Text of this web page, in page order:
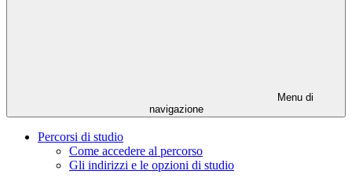
Menu di
navigazione
Percorsi di studio
Come accedere al percorso
Gli indirizzi e le opzioni di studio